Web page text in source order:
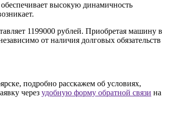
высокую динамичность
1199000 рублей. Приобретая машину в
от наличия долговых обязательств
подробно расскажем об условиях,
через удобную форму обратной связи на